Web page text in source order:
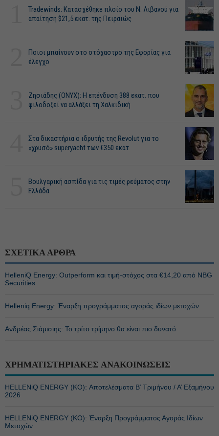
Tradewinds: Κατασχέθηκε πλοίο του Ν. Λιβανού για
απαίτηση $21,5 εκατ. της Πειραιώς
Ποιοι μπαίνουν στο στόχαστρο της Εφορίας για
έλεγχο
Ζησιάδης (ONYX): Η επένδυση 388 εκατ. που
φιλοδοξεί να αλλάξει τη Χαλκιδική
Στα δικαστήρια ο ιδρυτής της Revolut για το
«χρυσό» superyacht των €350 εκατ.
Βουλγαρική ασπίδα για τις τιμές ρεύματος στην
Ελλάδα
ΣΧΕΤΙΚΑ ΑΡΘΡΑ
HelleniQ Energy: Outperform και τιμή-στόχος στα €14,20 από NBG
Securities
Helleniq Energy: Έναρξη προγράμματος αγοράς ιδίων μετοχών
Ανδρέας Σιάμισιης: Το τρίτο τρίμηνο θα είναι πιο δυνατό
ΧΡΗΜΑΤΙΣΤΗΡΙΑΚΕΣ ΑΝΑΚΟΙΝΩΣΕΙΣ
HELLENiQ ENERGY (ΚΟ): Αποτελέσματα Β’ Τριμήνου / Α’ Εξαμήνου
2026
HELLENiQ ENERGY (ΚΟ): Έναρξη Προγράμματος Αγοράς Ιδίων
Μετοχών